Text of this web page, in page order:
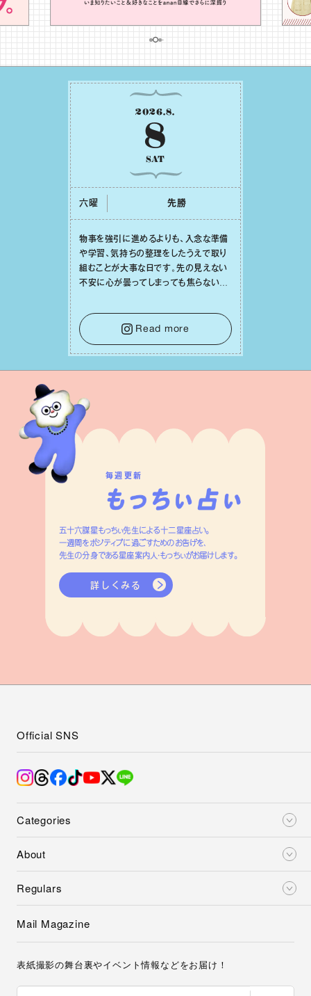
2026.8.
8
SAT
六曜 先勝
物事を強引に進めるよりも、⼊念な準備
や学習、気持ちの整理をしたうえで取り
組むことが⼤事な⽇です。先の⾒えない
不安に⼼が曇ってしまっても焦らない
⾝や疲れていそうな⼈をいたわることに
時間を使いましょう。ここでしっかりとエ
ネルギーを蓄え、困難を乗り越える⼒に
変えましょう。
Read more
毎週更新
五十六謀星もっちぃ先生による十二星座占い。
一週間をポジティブに過ごすためのお告げを、
先生の分身である星座案内人・もっちぃがお届けします。
詳しくみる
Categories
About
Regulars
Official SNS
Mail Magazine
表紙撮影の舞台裏やイベント情報などをお届け！